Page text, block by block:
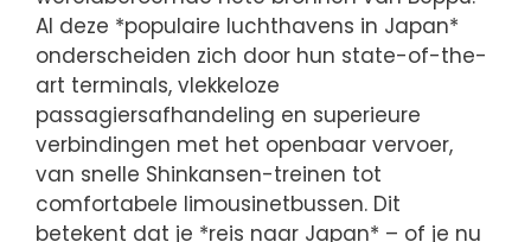
Al deze *populaire luchthavens in Japan*
onderscheiden zich door hun state-of-the-
art terminals, vlekkeloze
passagiersafhandeling en superieure
verbindingen met het openbaar vervoer,
van snelle Shinkansen-treinen tot
comfortabele limousinetbussen. Dit
betekent dat je *reis naar Japan* – of je nu